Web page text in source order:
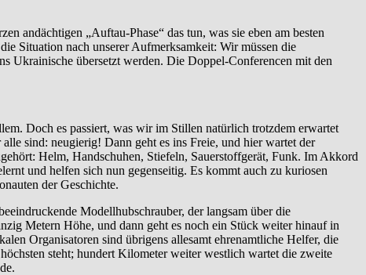
andächtigen „Auftau-Phase“ das tun, was sie eben am besten
Situation nach unserer Aufmerksamkeit: Wir müssen die
Ukrainische übersetzt werden. Die Doppel-Conferencen mit den
Doch es passiert, was wir im Stillen natürlich trotzdem erwartet
sind: neugierig! Dann geht es ins Freie, und hier wartet der
Helm, Handschuhen, Stiefeln, Sauerstoffgerät, Funk. Im Akkord
und helfen sich nun gegenseitig. Es kommt auch zu kuriosen
der Geschichte.
Modellhubschrauber, der langsam über die
Metern Höhe, und dann geht es noch ein Stück weiter hinauf in
Organisatoren sind übrigens allesamt ehrenamtliche Helfer, die
steht; hundert Kilometer weiter westlich wartet die zweite